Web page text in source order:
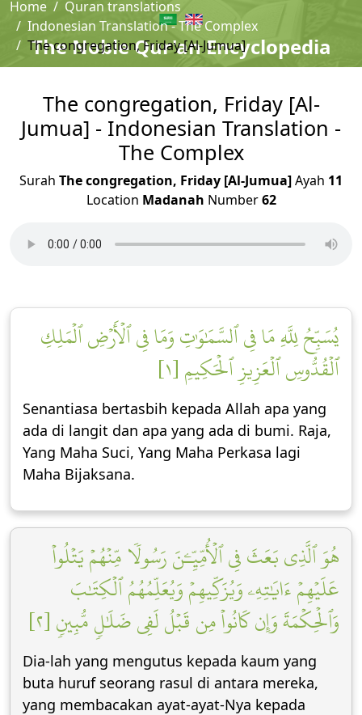
The Noble Qur'an Encyclopedia
Home
Quran translations
Indonesian Translation - The Complex
The congregation, Friday [Al-Jumua]
The congregation, Friday [Al-
Jumua] - Indonesian Translation -
The Complex
Surah The congregation, Friday [Al-Jumua]Ayah 11
Location Madanah Number62
يُسَبِّحُ لِلَّهِ مَا فِي ٱلسَّمَٰوَٰتِ وَمَا فِي ٱلۡأَرۡضِ ٱلۡمَلِكِ
ٱلۡقُدُّوسِ ٱلۡعَزِيزِ ٱلۡحَكِيمِ [١]
Senantiasa bertasbih kepada Allah apa yang
ada di langit dan apa yang ada di bumi. Raja,
Yang Maha Suci, Yang Maha Perkasa lagi
Maha Bijaksana.
هُوَ ٱلَّذِي بَعَثَ فِي ٱلۡأُمِّيِّـۧنَ رَسُولٗا مِّنۡهُمۡ يَتۡلُواْ
عَلَيۡهِمۡ ءَايَٰتِهِۦ وَيُزَكِّيهِمۡ وَيُعَلِّمُهُمُ ٱلۡكِتَٰبَ
وَٱلۡحِكۡمَةَ وَإِن كَانُواْ مِن قَبۡلُ لَفِي ضَلَٰلٖ مُّبِينٖ [٢]
Dia-lah yang mengutus kepada kaum yang
buta huruf seorang rasul di antara mereka,
yang membacakan ayat-ayat-Nya kepada